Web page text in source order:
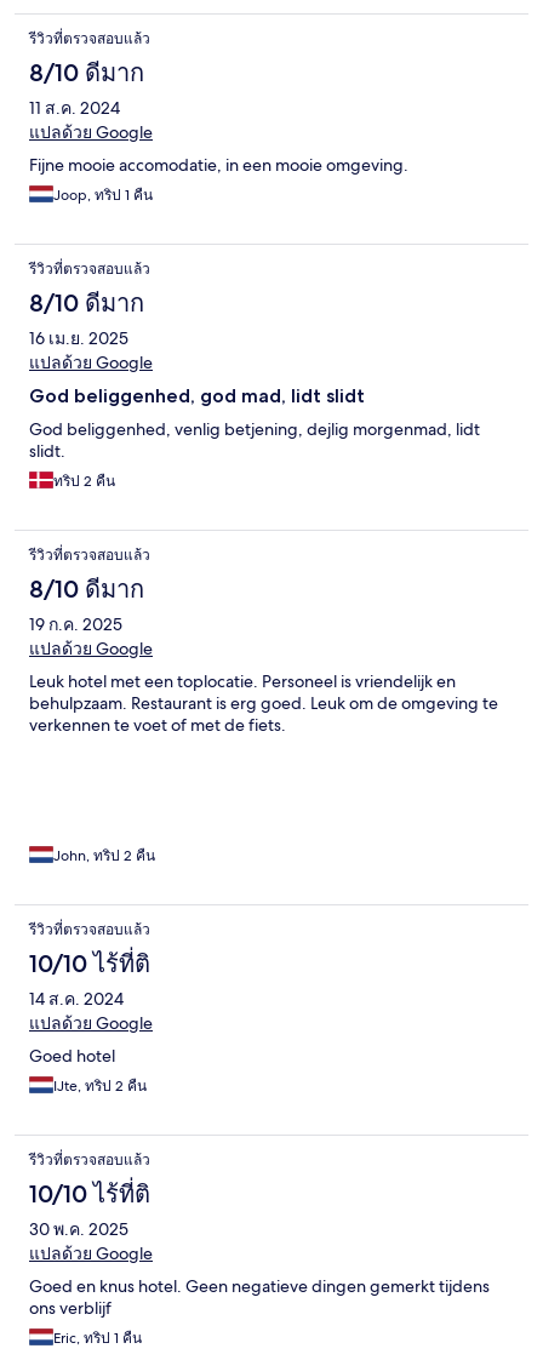
รีวิวที่ตรวจสอบแล้ว
8/10 ดีมาก
11 ส.ค. 2024
แปลด้วย Google
Fijne mooie accomodatie, in een mooie omgeving.
Joop, ทริป 1 คืน
รีวิวที่ตรวจสอบแล้ว
8/10 ดีมาก
16 เม.ย. 2025
แปลด้วย Google
God beliggenhed, god mad, lidt slidt
God beliggenhed, venlig betjening, dejlig morgenmad, lidt
slidt.
ทริป 2 คืน
รีวิวที่ตรวจสอบแล้ว
8/10 ดีมาก
19 ก.ค. 2025
แปลด้วย Google
Leuk hotel met een toplocatie. Personeel is vriendelijk en
behulpzaam. Restaurant is erg goed. Leuk om de omgeving te
verkennen te voet of met de fiets.
John, ทริป 2 คืน
รีวิวที่ตรวจสอบแล้ว
10/10 ไร้ที่ติ
14 ส.ค. 2024
แปลด้วย Google
Goed hotel
IJte, ทริป 2 คืน
รีวิวที่ตรวจสอบแล้ว
10/10 ไร้ที่ติ
30 พ.ค. 2025
แปลด้วย Google
Goed en knus hotel. Geen negatieve dingen gemerkt tijdens
ons verblijf
Eric, ทริป 1 คืน